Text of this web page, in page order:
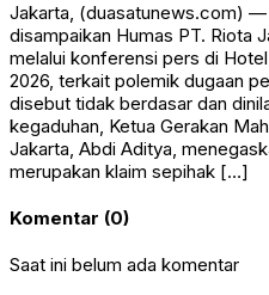
Jakarta, (duasatunews.com)
disampaikan Humas PT. Riota
melalui konferensi pers di
2026, terkait polemik dugaan
disebut tidak berdasar dan
kegaduhan, Ketua Gerakan
Jakarta, Abdi Aditya,
merupakan klaim sepihak […]
Komentar (0)
Saat ini belum ada komentar